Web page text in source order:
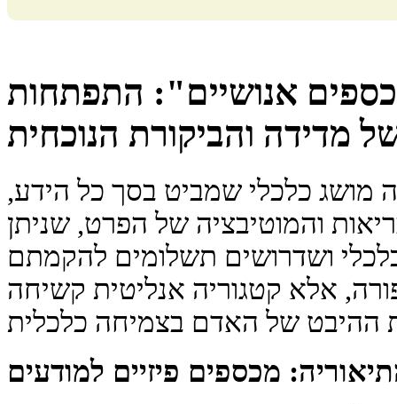
אנושיים": התפתחות
מדידה והביקורת הנוכחית
מושג כלכלי שמביט בסך כל הידע,
והמוטיבציה של הפרט, שניתן
ושדרושים תשלומים להקמתם
אלא קטגוריה אנליטית קשיחה
מכספים פיזיים למודעים